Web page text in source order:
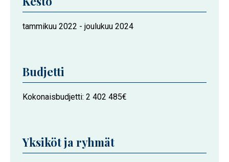
Hankkeen
tammikuu 2022 - joulukuu 2024
Budjetti
Kokonaisbudjetti 2 402 485€
Yksiköt ja ryhmät